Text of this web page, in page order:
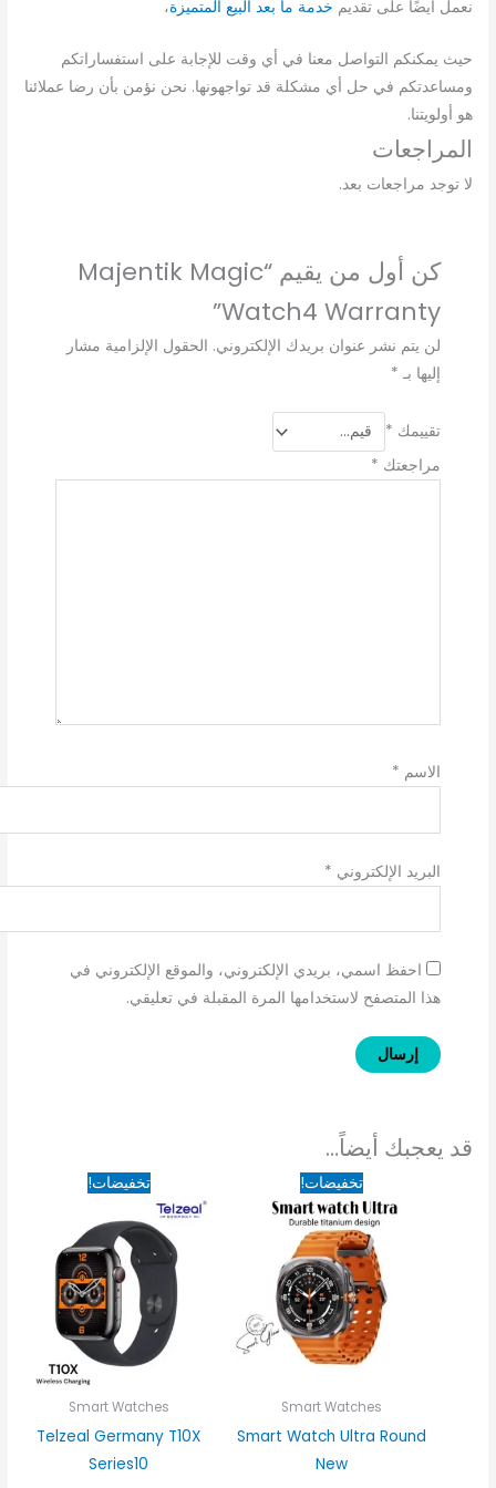
نعمل أيضًا على تقديم خدمة ما بعد البيع المتميزة،
حيث يمكنكم التواصل معنا في أي وقت للإجابة على استفساراتكم
ومساعدتكم في حل أي مشكلة قد تواجهونها. نحن نؤمن بأن رضا عملائنا
هو أولويتنا.
المراجعات
لا توجد مراجعات بعد.
كن أول من يقيم “Majentik Magic
Watch4 Warranty”
لن يتم نشر عنوان بريدك الإلكتروني. الحقول الإلزامية مشار
إليها بـ *
تقييمك *
مراجعتك *
الاسم *
البريد الإلكتروني *
احفظ اسمي، بريدي الإلكتروني، والموقع الإلكتروني في
هذا المتصفح لاستخدامها المرة المقبلة في تعليقي.
قد يعجبك أيضاً…
تخفيضات!
Smart Watches
Smart Watch Ultra Round
New
السعر
الأصلي
هو:
1,850EGP.
تخفيضات!
Smart Watches
Telzeal Germany T10X
Series10
السعر
الأصلي
1,500EGP.